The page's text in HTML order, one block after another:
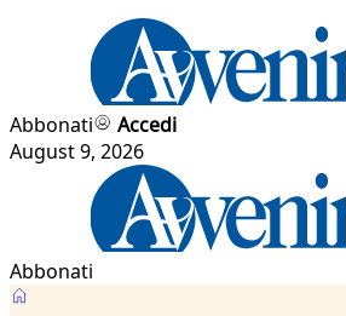
Abbonati
Accedi
August 9, 2026
Abbonati